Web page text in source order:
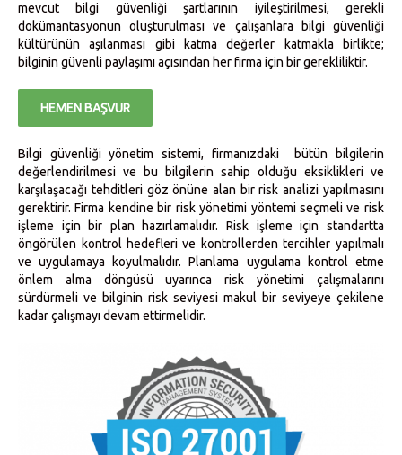
mevcut bilgi güvenliği şartlarının iyileştirilmesi, gerekli
dokümantasyonun oluşturulması ve çalışanlara bilgi güvenliği
kültürünün aşılanması gibi katma değerler katmakla birlikte;
bilginin güvenli paylaşımı açısından her firma için bir gerekliliktir.
HEMEN BAŞVUR
Bilgi güvenliği yönetim sistemi, firmanızdaki bütün bilgilerin
değerlendirilmesi ve bu bilgilerin sahip olduğu eksiklikleri ve
karşılaşacağı tehditleri göz önüne alan bir risk analizi yapılmasını
gerektirir. Firma kendine bir risk yönetimi yöntemi seçmeli ve risk
işleme için bir plan hazırlamalıdır. Risk işleme için standartta
öngörülen kontrol hedefleri ve kontrollerden tercihler yapılmalı
ve uygulamaya koyulmalıdır. Planlama uygulama kontrol etme
önlem alma döngüsü uyarınca risk yönetimi çalışmalarını
sürdürmeli ve bilginin risk seviyesi makul bir seviyeye çekilene
kadar çalışmayı devam ettirmelidir.